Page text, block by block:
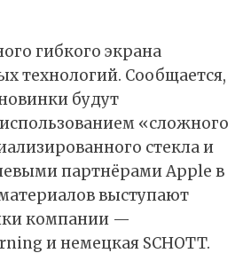
гибкого экрана
технологий. Сообщается,
будут
«сложного
стекла и
партнёрами Apple в
выступают
компании —
и немецкая SCHOTT.